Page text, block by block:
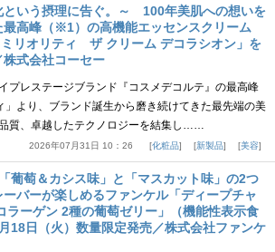
という摂理に告ぐ。～ 100年美肌への想いを
最高峰（※1）の高機能エッセンスクリーム
ミリオリティ ザ クリーム デコラシオン」を
株式会社コーセー
プレステージブランド『コスメデコルテ』の最高峰
」より、ブランド誕生から磨き続けてきた最先端の美
質、卓越したテクノロジーを結集し……
2026年07月31日 10：26 化粧品 新製品 美容
葡萄＆カシス味」と「マスカット味」の2つ
ーバーが楽しめるファンケル「ディープチャ
ラーゲン 2種の葡萄ゼリー」（機能性表示食
18日（火）数量限定発売／株式会社ファンケ